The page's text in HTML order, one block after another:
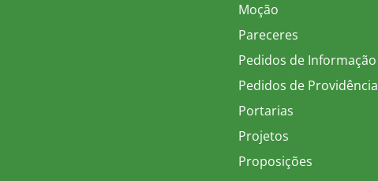
Moção
Pareceres
Pedidos de Informação
Pedidos de Providência
Portarias
Projetos
Proposições